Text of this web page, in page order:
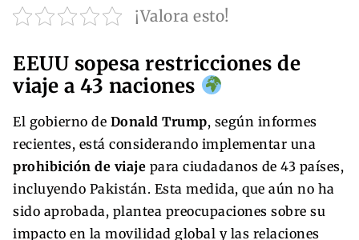
¡Valora esto!
EEUU sopesa restricciones de
viaje a 43 naciones
El gobierno de Donald Trump, según informes
recientes, está considerando implementar una
prohibición de viaje para ciudadanos de 43 países,
incluyendo Pakistán. Esta medida, que aún no ha
sido aprobada, plantea preocupaciones sobre su
impacto en la movilidad global y las relaciones